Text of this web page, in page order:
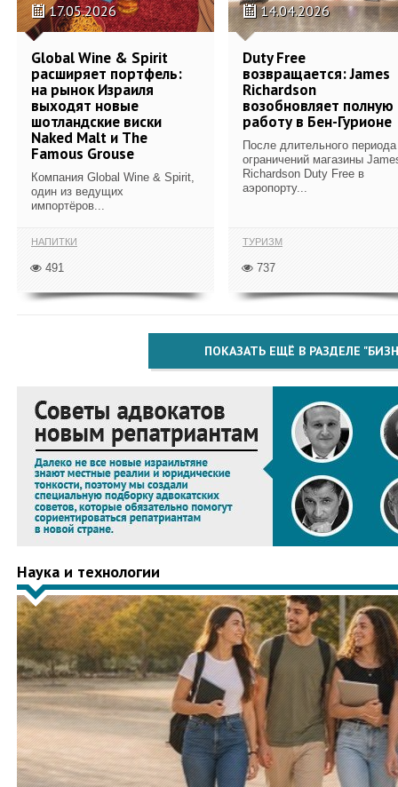
17.05.2026
Global Wine & Spirit
расширяет портфель:
на рынок Израиля
выходят новые
шотландские виски
Naked Malt и The
Famous Grouse
Компания Global Wine & Spirit,
один из ведущих
импортёров...
НАПИТКИ
491
14.04.2026
Duty Free
возвращается: James
Richardson
возобновляет полную
работу в Бен-Гурионе
После длительного периода
ограничений магазины
Richardson Duty Free в
аэропорту...
ТУРИЗМ
737
ПОКАЗАТЬ ЕЩЁ В РАЗДЕЛЕ
Наука и технологии